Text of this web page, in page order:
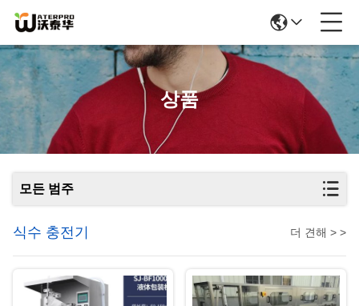
상품
모든 범주
식수 충전기 더 견해 > >